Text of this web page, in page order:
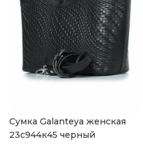
Cумка Galanteya женская
23с944к45 черный